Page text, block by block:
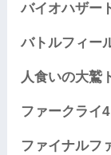
バイオハザー
バトルフィー
人食いの大鷲
ファークライ4
ファイナルフ